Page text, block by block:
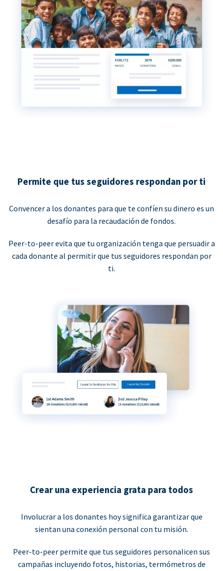
Permite que tus seguidores respondan por ti
Convencer a los donantes para que te confíen su dinero es un
desafío para la recaudación de fondos.
Peer-to-peer evita que tu organización tenga que persuadir a
cada donante al permitir que tus seguidores respondan por
ti.
Crear una experiencia grata para todos
Involucrar a los donantes hoy significa garantizar que
sientan una conexión personal con tu misión.
Peer-to-peer permite que tus seguidores personalicen sus
campañas incluyendo fotos, historias, termómetros de